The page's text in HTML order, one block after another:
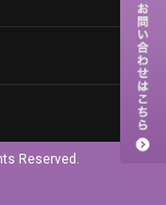
Reserved.